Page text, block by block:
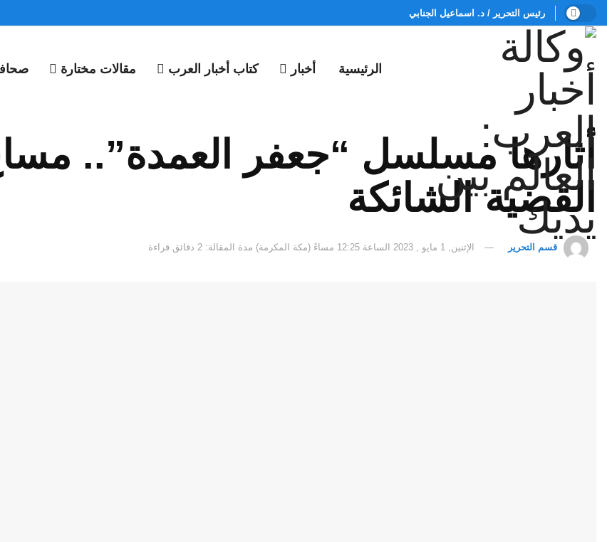
رئيس التحرير / د. اسماعيل الجنابي
الرئيسية أخبار كتاب أخبار العرب مقالات مختارة
أثارها مسلسل “جعفر العمدة”..
القضية الشائكة
قسم التحرير الإثنين, 1 مايو , 2023 الساعة 12:25 مساءً (مكة المكرمة) مدة المقالة: 2 دقائق قراءة